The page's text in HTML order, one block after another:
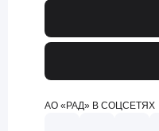
АО «РАД» В СОЦСЕТЯХ